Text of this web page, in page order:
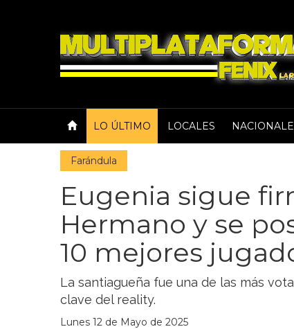
LO ÚLTIMO LOCALES
Farándula
Eugenia sigue
Hermano y se
10 mejores
La santiagueña fue una de las más
clave del reality.
Lunes 12 de Mayo de 2025